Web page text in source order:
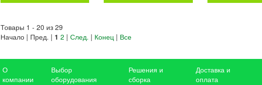
Товары 1 - 20 из 29
Начало | Пред. | 1 2 | След. | Конец | Все
О
компании
Выбор
оборудования
Решения и
сборка
Доставка и
оплата